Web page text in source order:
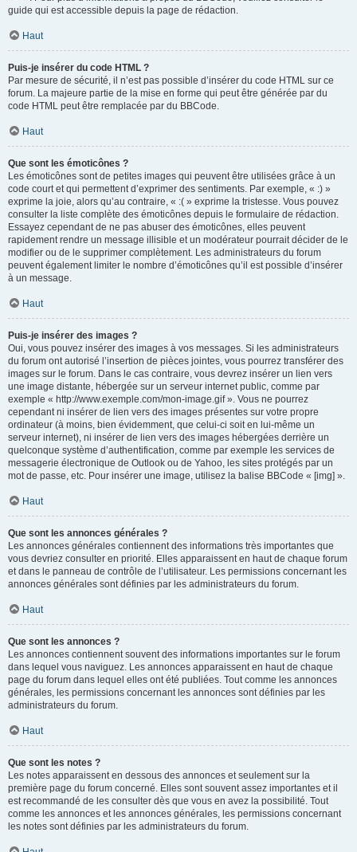
guide qui est accessible depuis la page de rédaction.
Haut
Puis-je insérer du code HTML ?
Par mesure de sécurité, il n’est pas possible d’insérer du code HTML sur ce
forum. La majeure partie de la mise en forme qui peut être générée par du
code HTML peut être remplacée par du BBCode.
Haut
Que sont les émoticônes ?
Les émoticônes sont de petites images qui peuvent être utilisées grâce à un
code court et qui permettent d’exprimer des sentiments. Par exemple, « :) »
exprime la joie, alors qu’au contraire, « :( » exprime la tristesse. Vous pouvez
consulter la liste complète des émoticônes depuis le formulaire de rédaction.
Essayez cependant de ne pas abuser des émoticônes, elles peuvent
rapidement rendre un message illisible et un modérateur pourrait décider de le
modifier ou de le supprimer complètement. Les administrateurs du forum
peuvent également limiter le nombre d’émoticônes qu’il est possible d’insérer
à un message.
Haut
Puis-je insérer des images ?
Oui, vous pouvez insérer des images à vos messages. Si les administrateurs
du forum ont autorisé l’insertion de pièces jointes, vous pourrez transférer des
images sur le forum. Dans le cas contraire, vous devrez insérer un lien vers
une image distante, hébergée sur un serveur internet public, comme par
exemple « http://www.exemple.com/mon-image.gif ». Vous ne pourrez
cependant ni insérer de lien vers des images présentes sur votre propre
ordinateur (à moins, bien évidemment, que celui-ci soit en lui-même un
serveur internet), ni insérer de lien vers des images hébergées derrière un
quelconque système d’authentification, comme par exemple les services de
messagerie électronique de Outlook ou de Yahoo, les sites protégés par un
mot de passe, etc. Pour insérer une image, utilisez la balise BBCode « [img] ».
Haut
Que sont les annonces générales ?
Les annonces générales contiennent des informations très importantes que
vous devriez consulter en priorité. Elles apparaissent en haut de chaque forum
et dans le panneau de contrôle de l’utilisateur. Les permissions concernant les
annonces générales sont définies par les administrateurs du forum.
Haut
Que sont les annonces ?
Les annonces contiennent souvent des informations importantes sur le forum
dans lequel vous naviguez. Les annonces apparaissent en haut de chaque
page du forum dans lequel elles ont été publiées. Tout comme les annonces
générales, les permissions concernant les annonces sont définies par les
administrateurs du forum.
Haut
Que sont les notes ?
Les notes apparaissent en dessous des annonces et seulement sur la
première page du forum concerné. Elles sont souvent assez importantes et il
est recommandé de les consulter dès que vous en avez la possibilité. Tout
comme les annonces et les annonces générales, les permissions concernant
les notes sont définies par les administrateurs du forum.